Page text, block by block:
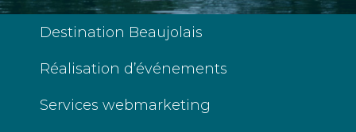
Destination Beaujolais
Réalisation d’événements
Services webmarketing